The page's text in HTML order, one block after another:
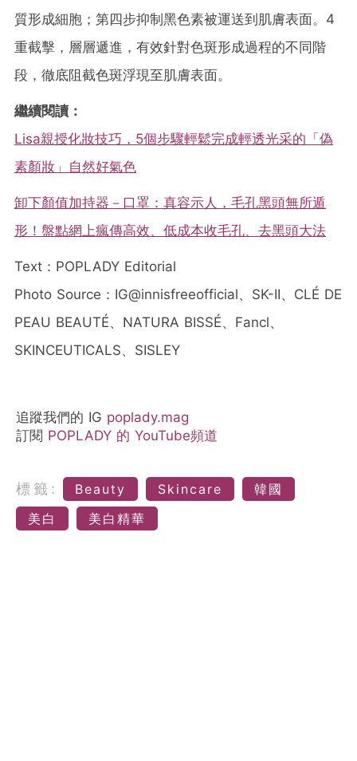
質形成細胞；第四步抑制黑色素被運送到肌膚表面。4
重截擊，層層遞進，有效針對色斑形成過程的不同階
段，徹底阻截色斑浮現至肌膚表面。
繼續閱讀：
Lisa親授化妝技巧，5個步驟輕鬆完成輕透光采的「偽
素顏妝」自然好氣色
卸下顏值加持器－口罩：真容示人，毛孔黑頭無所遁
形！盤點網上瘋傳高效、低成本收毛孔、去黑頭大法
Text：POPLADY Editorial
Photo Source：IG@innisfreeofficial、SK-II、CLÉ DE
PEAU BEAUTÉ、NATURA BISSÉ、Fancl、
SKINCEUTICALS、SISLEY
追蹤我們的 IG poplady.mag
訂閱 POPLADY 的 YouTube頻道
標籤: Beauty Skincare
韓國
美白
美白精華